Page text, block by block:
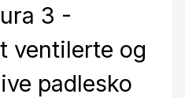
3 -
ventilerte og
padlesko